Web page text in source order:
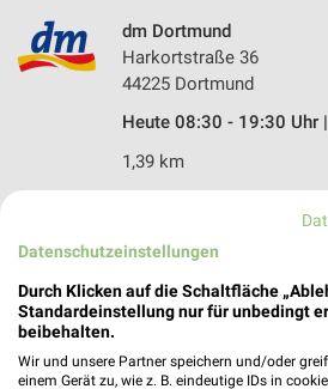
dm Dortmund
Harkortstraße 36
44225 Dortmund
Heute 08:30 - 19:30 Uhr |
1,39 km
Luisenglück 30
44225 Dortmund
Heute 08:00 - 20:00 Uhr
2,02 km
Datenschutzeinstellungen
Durch Klicken auf die Schaltfläche
Standardeinstellung nur für unbedingt
beibehalten.
Wir und unsere Partner speichern und/oder
einem Gerät zu, wie z. B. eindeutige IDs in